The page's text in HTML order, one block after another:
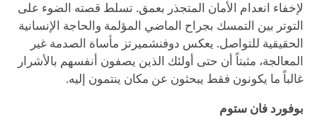
لإخفاء انعدام الأمان المتجذر بعمق. تسلط قصته الضوء على
التوتر بين التمسك بجراح الماضي المؤلمة والحاجة الإنسانية
الحقيقية للتواصل. يعكس دوفنشميرتز مأساة الصدمة غير
المعالجة، مثبتاً أن حتى أولئك الذين يصفون أنفسهم بالأشرار
غالباً ما يكونون فقط يبحثون عن مكان ينتمون إليه.
بوفورد فان ستوم